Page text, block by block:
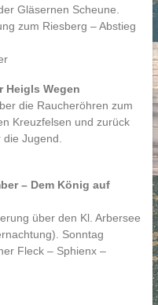
Gläsernen Scheune.
zum Riesberg – Abstieg
Heigls Wegen
die Raucheröhren zum
Kreuzfelsen und zurück
Jugend.
– Dem König auf
über den Kl. Arbersee
Sonntag
Fleck – Sphienx –